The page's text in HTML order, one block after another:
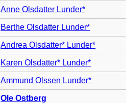
Anne Olsdatter Lunder*
Berthe Olsdatter Lunder*
Andrea Olsdatter* Lunder*
Karen Olsdatter* Lunder*
Ammund Olssen Lunder*
Ole Ostberg